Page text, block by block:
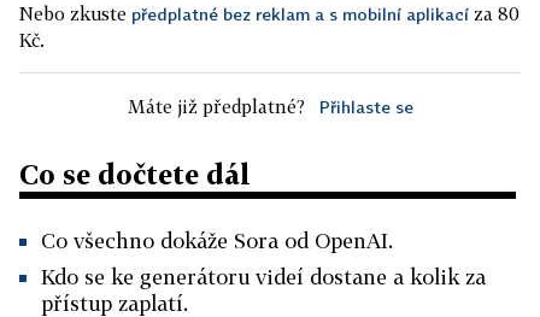
Nebo zkuste předplatné bez reklam a s mobilní aplikací za 80
Kč.
Máte již předplatné? Přihlaste se
Co se dočtete dál
Co všechno dokáže Sora od OpenAI.
Kdo se ke generátoru videí dostane a kolik za
přístup zaplatí.